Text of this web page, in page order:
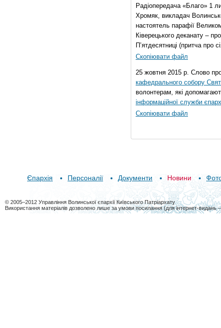
Радіопередача «Благо» 1
Хромяк, викладач
настоятель парафії
Ківерецького деканату –
П’ятдесятниці (притча про
Скопіювати файл
25 жовтня 2015 р. Слово
кафедрального собору
волонтерам, які
інформаційної служби
Скопіювати файл
Єпархія Персоналії Документи Новини
© 2005–2012 Управління Волинської єпархії Київського Патріархату
Використання матеріалів дозволено лише за умови посилання (для інтернет-видань